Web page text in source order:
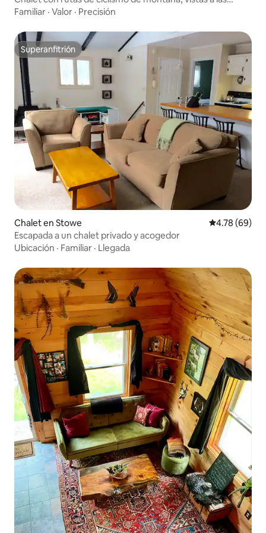
montañas y sala de juegos
Familiar · Valor · Precisión
Superanfitrión
Superanfitrión
Chalet en Stowe Calificación
4.78 (69)
Escapada a un chalet privado y acogedor
Ubicación · Familiar · Llegada